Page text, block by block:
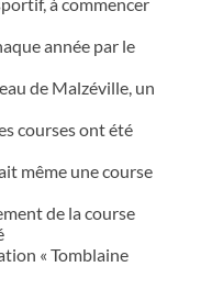
à commencer
année par le
de Malzéville, un
courses ont été
même une course
de la course
« Tomblaine